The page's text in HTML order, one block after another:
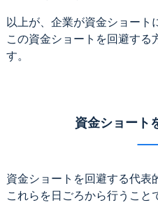
以上が、企業が資金ショート
この資金ショートを回避する
す。
資金ショート
資金ショートを回避する代表
これらを日ごろから行うこと